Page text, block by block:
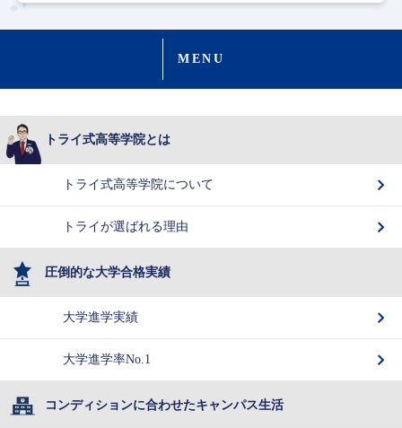
MENU
トライ式高等学院とは
トライ式高等学院について
トライが選ばれる理由
圧倒的な大学合格実績
大学進学実績
大学進学率No.1
コンディションに合わせたキャンパス生活